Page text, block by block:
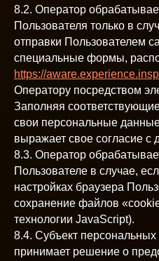
8.2. Оператор
Пользователя только в
отправки Пользователем
специальные формы,
https://
Оператору посредством
Заполняя
свои персональные
выражает свое согласие с
8.3. Оператор
Пользователе в случае,
настройках браузера
сохранение файлов
технологии JavaScript).
8.4. Субъект
принимает решение о